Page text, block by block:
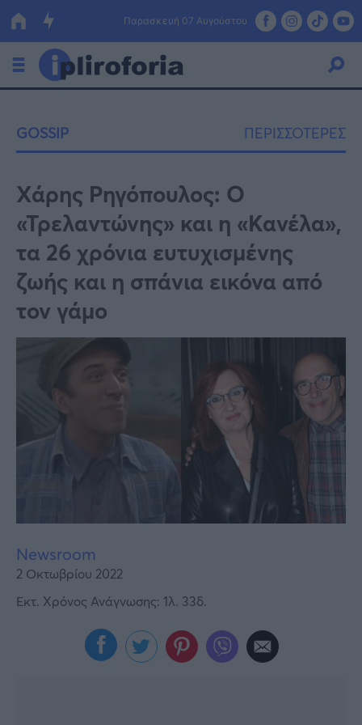
Παρασκευή 07 Αυγούστου
Οικονομία
Πολιτική
Τράπεζες
Επιδοτήσεις
ΕΣΠΑ
Κόσμος
Lifestyle
Αθλητικά
Καιρός
GOSSIP ΠΕΡΙΣΣΟΤΕΡΕΣ
Χάρης Ρηγόπουλος: Ο
«Τρελαντώνης» και η «Κανέλα»,
τα 26 χρόνια ευτυχισμένης
ζωής και η σπάνια εικόνα από
τον γάμο
Newsroom
2 Οκτωβρίου 2022
Εκτ. Χρόνος Ανάγνωσης: 1λ. 33δ.